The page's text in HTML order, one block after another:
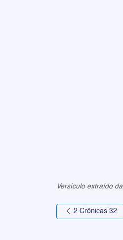
Versículo extraído da
2 Crônicas 32